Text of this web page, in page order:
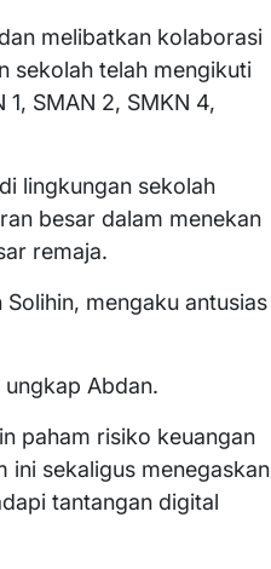
melibatkan kolaborasi
sekolah telah mengikuti
SMAN 2, SMKN 4,
lingkungan sekolah
besar dalam menekan
remaja.
mengaku antusias
Abdan.
paham risiko keuangan
sekaligus menegaskan
tantangan digital